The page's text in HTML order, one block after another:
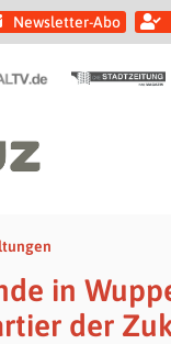
Newsletter-Abo
in
der